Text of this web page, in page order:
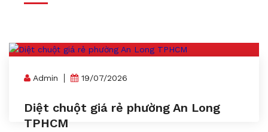
Admin 19/07/2026
Diệt chuột giá rẻ phường An Long
TPHCM